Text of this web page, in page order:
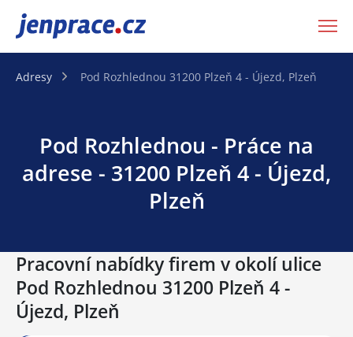
JenPráce.cz
Adresy Pod Rozhlednou 31200 Plzeň 4 - Újezd, Plzeň
Pod Rozhlednou - Práce na
adrese - 31200 Plzeň 4 - Újezd,
Plzeň
Pracovní nabídky firem v okolí ulice
Pod Rozhlednou 31200 Plzeň 4 -
Újezd, Plzeň